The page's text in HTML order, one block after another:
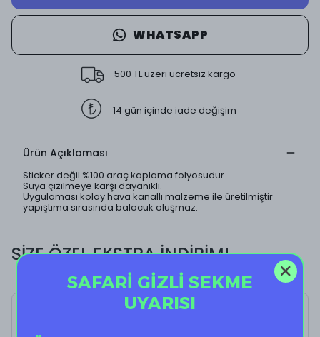
WHATSAPP
500 TL üzeri ücretsiz kargo
14 gün içinde iade değişim
Ürün Açıklaması
Sticker değil %100 araç kaplama folyosudur.
Suya çizilmeye karşı dayanıklı.
Uygulaması kolay hava kanallı malzeme ile üretilmiştir
yapıştıma sırasında balocuk oluşmaz.
SİZE ÖZEL EKSTRA İNDİRİM!
SAFARİ GİZLİ SEKME
UYARISI